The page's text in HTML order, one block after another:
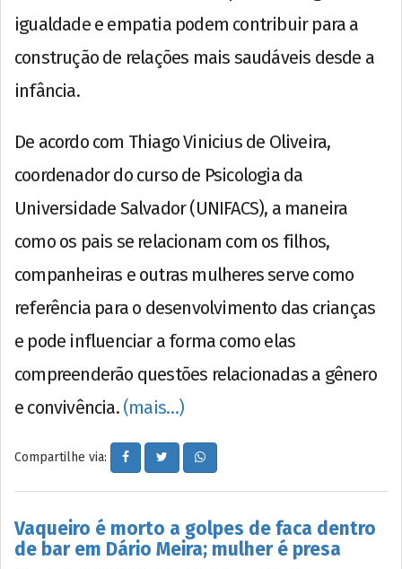
igualdade e empatia podem contribuir para a
construção de relações mais saudáveis desde a
infância.
De acordo com Thiago Vinicius de Oliveira,
coordenador do curso de Psicologia da
Universidade Salvador (UNIFACS), a maneira
como os pais se relacionam com os filhos,
companheiras e outras mulheres serve como
referência para o desenvolvimento das crianças
e pode influenciar a forma como elas
compreenderão questões relacionadas a gênero
e convivência. (mais…)
Compartilhe via:
Vaqueiro é morto a golpes de faca dentro
de bar em Dário Meira; mulher é presa